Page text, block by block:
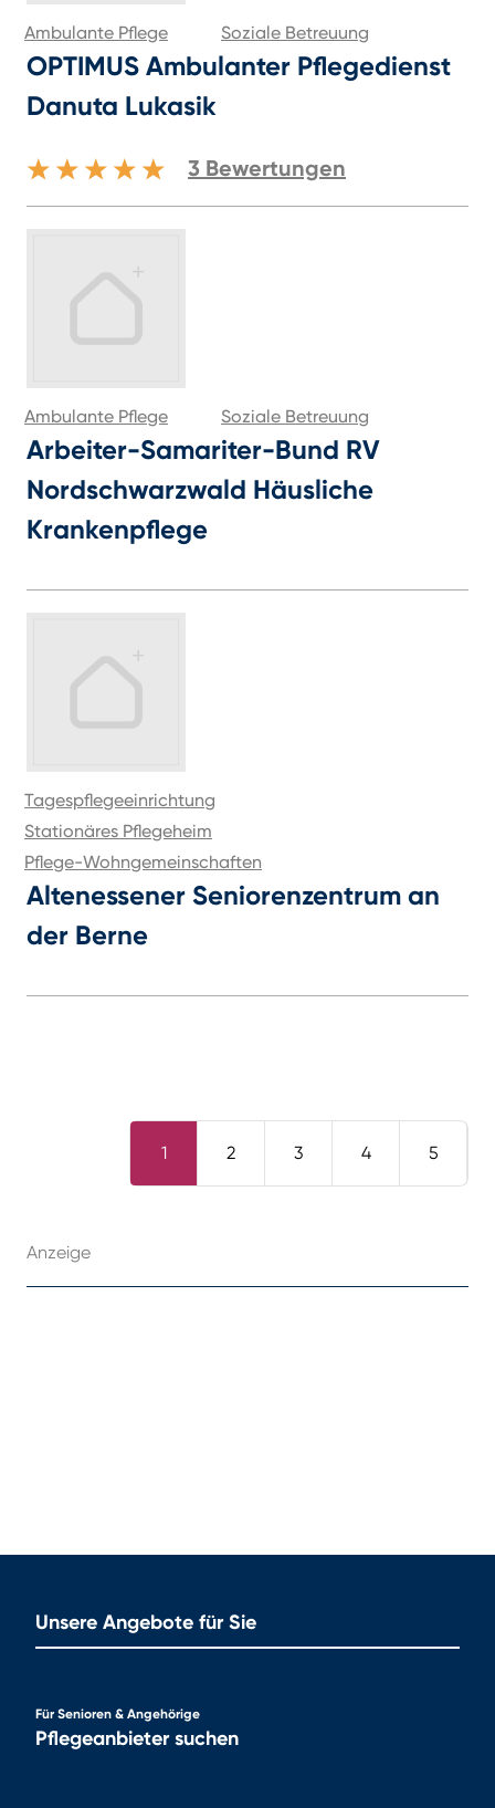
Ambulante Pflege Soziale Betreuung
OPTIMUS Ambulanter Pflegedienst
Danuta Lukasik
3 Bewertungen
Ambulante Pflege Soziale Betreuung
Arbeiter-Samariter-Bund RV
Nordschwarzwald Häusliche
Krankenpflege
Tagespflegeeinrichtung
Stationäres Pflegeheim
Pflege-Wohngemeinschaften
Altenessener Seniorenzentrum an
der Berne
1 2 3 4 5
Anzeige
Unsere Angebote für Sie
Für Senioren & Angehörige
Pflegeanbieter suchen